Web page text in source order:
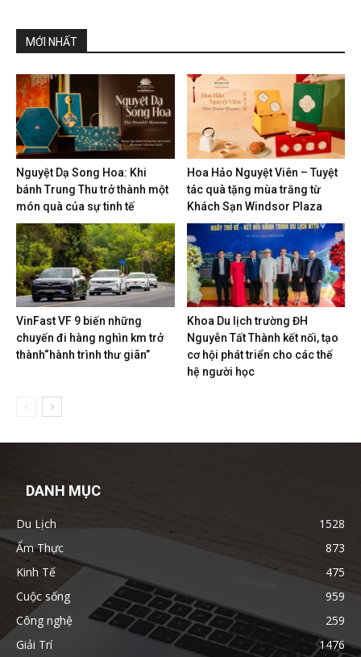
MỚI NHẤT
Nguyệt Dạ Song Hoa: Khi
bánh Trung Thu trở thành một
món quà của sự tinh tế
Hoa Hảo Nguyệt Viên – Tuyệt
tác quà tặng mùa trăng từ
Khách Sạn Windsor Plaza
VinFast VF 9 biến những
chuyến đi hàng nghìn km trở
thành“hành trình thư giãn”
Khoa Du lịch trường ĐH
Nguyễn Tất Thành kết nối, tạo
cơ hội phát triển cho các thế
hệ người học
DANH MỤC
Du Lịch
1528
Ẩm Thực
873
Kinh Tế
475
Cuộc sống
959
Công nghệ
259
Giải Trí
1476